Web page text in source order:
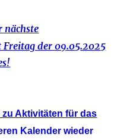
nächste
Freitag der09.05.2025
zu Aktivitäten fürdas
Kalender wieder